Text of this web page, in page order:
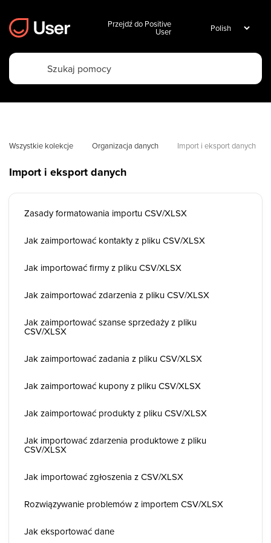
Przejdź do Positive
User
Wszystkie kolekcje Organizacja danych Import i eksport danych
Import i eksport danych
Zasady formatowania importu CSV/XLSX
Jak zaimportować kontakty z pliku CSV/XLSX
Jak importować firmy z pliku CSV/XLSX
Jak zaimportować zdarzenia z pliku CSV/XLSX
Jak zaimportować szanse sprzedaży z pliku
CSV/XLSX
Jak zaimportować zadania z pliku CSV/XLSX
Jak zaimportować kupony z pliku CSV/XLSX
Jak zaimportować produkty z pliku CSV/XLSX
Jak importować zdarzenia produktowe z pliku
CSV/XLSX
Jak importować zgłoszenia z CSV/XLSX
Rozwiązywanie problemów z importem CSV/XLSX
Jak eksportować dane